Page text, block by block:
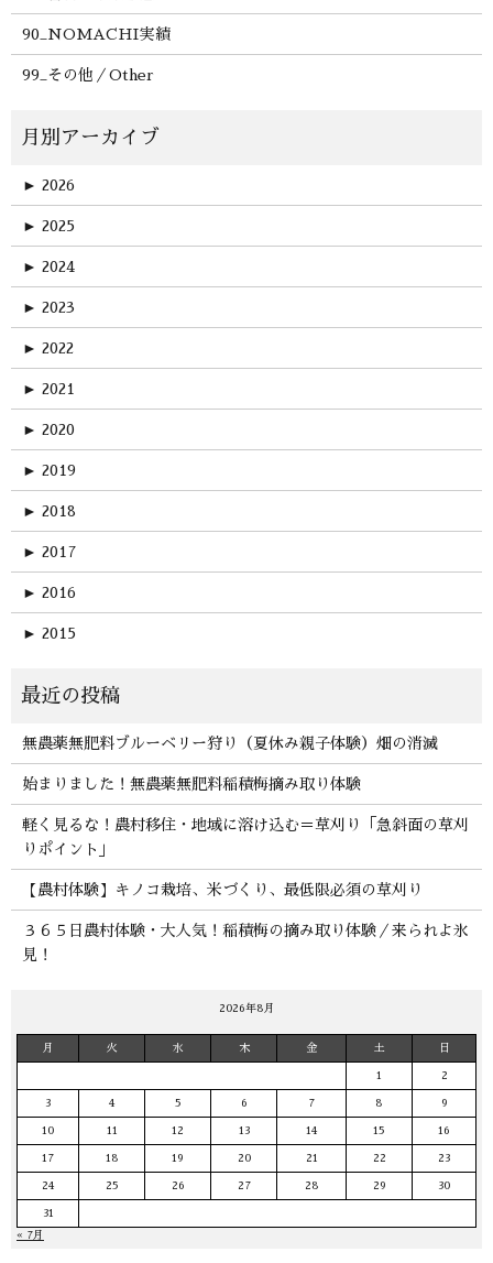
90_NOMACHI実績
99_その他／Other
► 2026
► 2025
► 2024
► 2023
► 2022
► 2021
► 2020
► 2019
► 2018
► 2017
► 2016
► 2015
無農薬無肥料ブルーベリー狩り（夏休み親子体験）畑の消滅
始まりました！無農薬無肥料稲積梅摘み取り体験
軽く見るな！農村移住・地域に溶け込む＝草刈り「急斜面の草刈
りポイント」
【農村体験】キノコ栽培、米づくり、最低限必須の草刈り
３６５日農村体験・大人気！稲積梅の摘み取り体験／来られよ氷
見！
2026年8月
月 火 水 木 金 土 日
1 2
3 4 5 6 7 8 9
10 11 12 13 14 15 16
17 18 19 20 21 22 23
24 25 26 27 28 29 30
31
« 7月